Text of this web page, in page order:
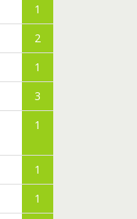
1
2
1
3
1
1
1